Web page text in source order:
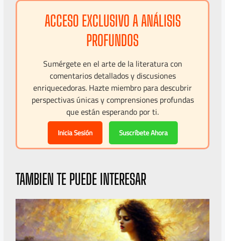
ACCESO EXCLUSIVO A ANÁLISIS
PROFUNDOS
Sumérgete en el arte de la literatura con
comentarios detallados y discusiones
enriquecedoras. Hazte miembro para descubrir
perspectivas únicas y comprensiones profundas
que están esperando por ti.
Inicia Sesión Suscríbete Ahora
TAMBIEN TE PUEDE INTERESAR